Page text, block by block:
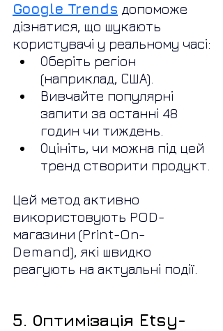
Google Trends допоможе
дізнатися, що шукають
користувачі у реальному часі:
Оберіть регіон
(наприклад, США).
Вивчайте популярні
запити за останні 48
годин чи тиждень.
Оцініть, чи можна під цей
тренд створити продукт.
Цей метод активно
використовують POD-
магазини (Print-On-
Demand), які швидко
реагують на актуальні події.
5. Оптимізація Etsy-